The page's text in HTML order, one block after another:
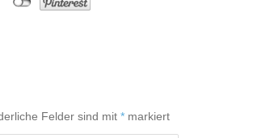
Felder sind mit * markiert